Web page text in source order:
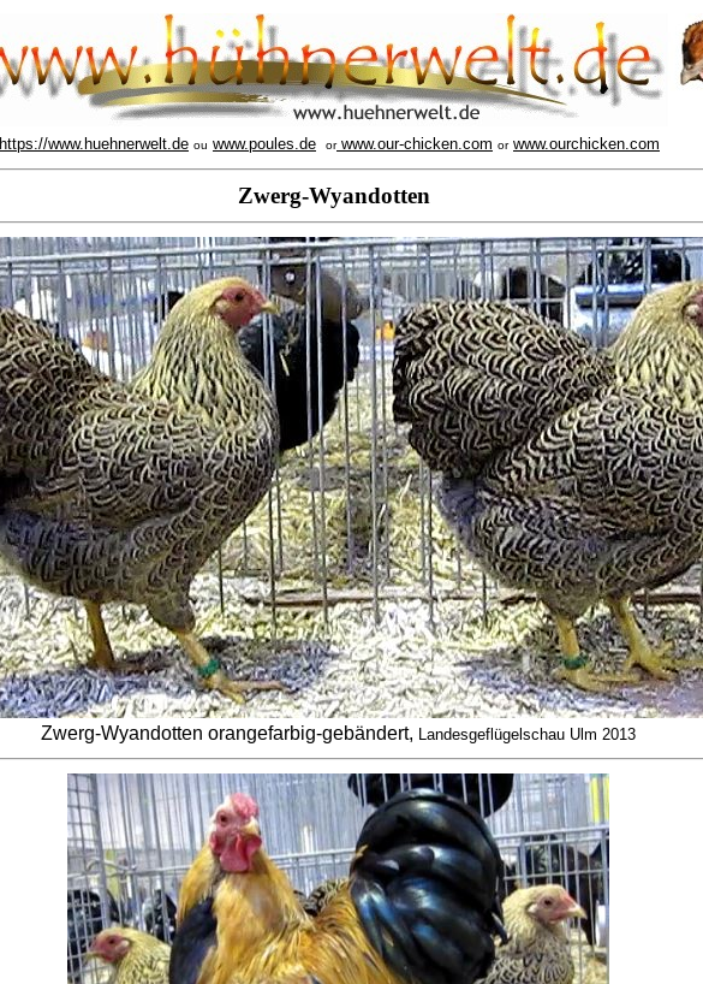
https://www.huehnerwelt.de ou www.poules.de orwww.our-chicken.com or www.ourchicken.com
Zwerg-Wyandotten
Zwerg-Wyandotten orangefarbig-gebändert, Landesgeflügelschau Ulm 2013